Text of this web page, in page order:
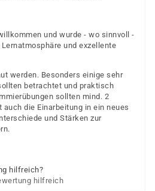
und wurde - wo sinnvoll -
und exzellente
werden. Besonders einige sehr
betrachtet und praktisch
sollten mind. 2
die Einarbeitung in ein neues
und Stärken zur
hilfreich?
hilfreich